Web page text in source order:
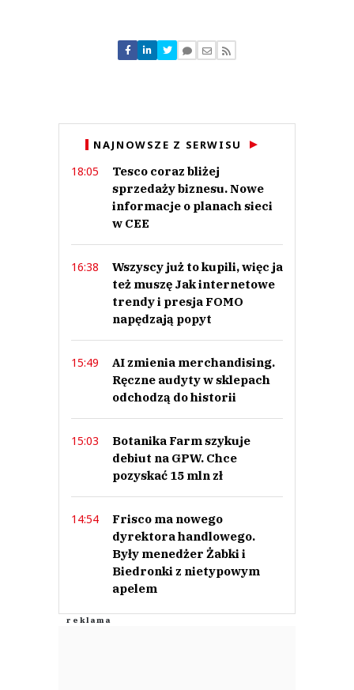
Nie znaleziono komentarzy
Zostaw swoje komentarze
NAJNOWSZE Z SERWISU
18:05
Tesco coraz bliżej
sprzedaży biznesu. Nowe
informacje o planach sieci
w CEE
16:38
Wszyscy już to kupili, więc ja
też muszę Jak internetowe
trendy i presja FOMO
napędzają popyt
15:49
AI zmienia merchandising.
Ręczne audyty w sklepach
odchodzą do historii
15:03
Botanika Farm szykuje
debiut na GPW. Chce
pozyskać 15 mln zł
14:54
Frisco ma nowego
dyrektora handlowego.
Były menedżer Żabki i
Biedronki z nietypowym
apelem